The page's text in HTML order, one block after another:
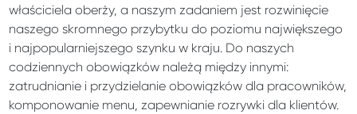
właściciela oberży, a naszym zadaniem jest rozwinięcie
naszego skromnego przybytku do poziomu największego
i najpopularniejszego szynku w kraju. Do naszych
codziennych obowiązków należą między innymi:
zatrudnianie i przydzielanie obowiązków dla pracowników,
komponowanie menu, zapewnianie rozrywki dla klientów.